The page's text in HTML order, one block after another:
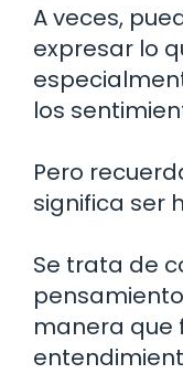
A veces,
expresar lo
los
Pero
significa ser
Se trata de
manera que